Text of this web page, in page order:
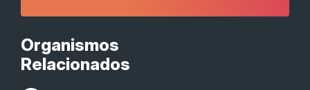
Organismos
Relacionados